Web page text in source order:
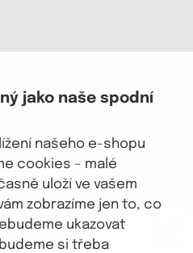
jako naše spodní
našeho e-shopu
cookies – malé
uloží ve vašem
zobrazíme jen to, co
ukazovat
si třeba
KLUB
1000 Kč